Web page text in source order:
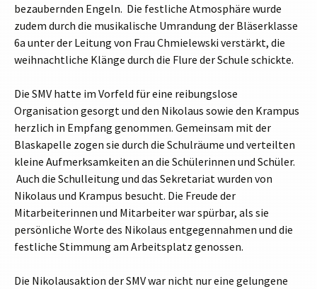
bezaubernden Engeln. Die festliche Atmosphäre wurde
zudem durch die musikalische Umrandung der Bläserklasse
6a unter der Leitung von Frau Chmielewski verstärkt, die
weihnachtliche Klänge durch die Flure der Schule schickte.
Die SMV hatte im Vorfeld für eine reibungslose
Organisation gesorgt und den Nikolaus sowie den Krampus
herzlich in Empfang genommen. Gemeinsam mit der
Blaskapelle zogen sie durch die Schulräume und verteilten
kleine Aufmerksamkeiten an die Schülerinnen und Schüler.
Auch die Schulleitung und das Sekretariat wurden von
Nikolaus und Krampus besucht. Die Freude der
Mitarbeiterinnen und Mitarbeiter war spürbar, als sie
persönliche Worte des Nikolaus entgegennahmen und die
festliche Stimmung am Arbeitsplatz genossen.
Die Nikolausaktion der SMV war nicht nur eine gelungene